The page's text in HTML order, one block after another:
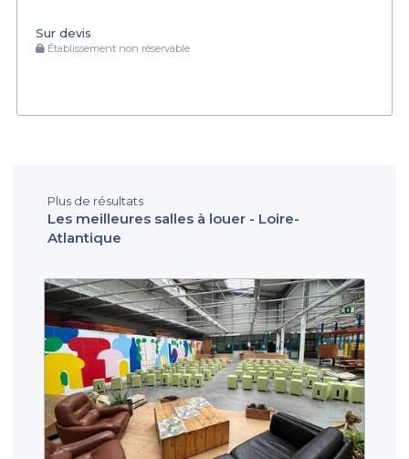
Sur devis
Établissement non réservable
Plus de résultats
Les meilleures salles à louer - Loire-
Atlantique